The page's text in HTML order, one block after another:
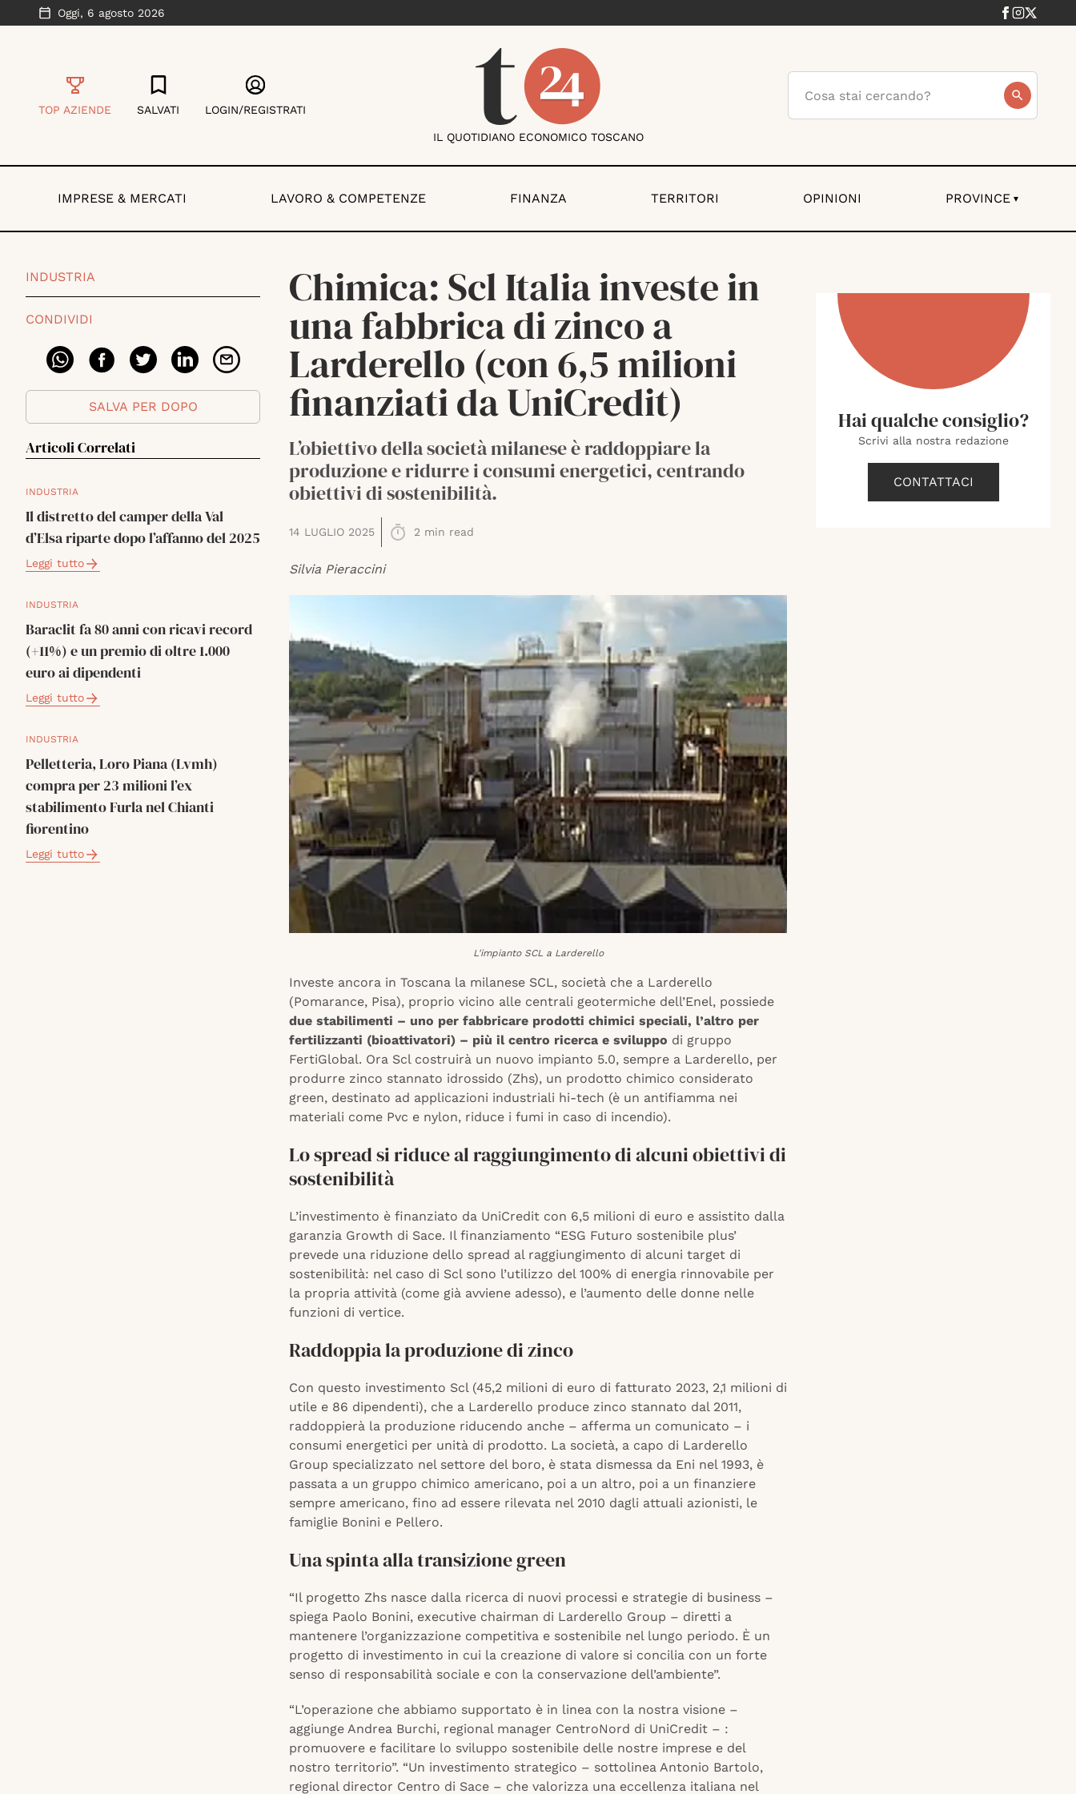
Oggi, 6 agosto 2026
TOP AZIENDE SALVATI LOGIN/REGISTRATI
IL QUOTIDIANO ECONOMICO TOSCANO
IMPRESE & MERCATI LAVORO & COMPETENZE FINANZA TERRITORI OPINIONI PROVINCE ▾
INDUSTRIA
CONDIVIDI
SALVA PER DOPO
Articoli Correlati
INDUSTRIA
Il distretto del camper della Val
d’Elsa riparte dopo l’affanno del 2025
Leggi tutto
INDUSTRIA
Baraclit fa 80 anni con ricavi record
(+11%) e un premio di oltre 1.000
euro ai dipendenti
Leggi tutto
INDUSTRIA
Pelletteria, Loro Piana (Lvmh)
compra per 23 milioni l’ex
stabilimento Furla nel Chianti
fiorentino
Leggi tutto
Chimica: Scl Italia investe in
una fabbrica di zinco a
Larderello (con 6,5 milioni
finanziati da UniCredit)
L’obiettivo della società milanese è raddoppiare la
produzione e ridurre i consumi energetici, centrando
obiettivi di sostenibilità.
14 LUGLIO 2025 2 min read
Silvia Pieraccini
L'impianto SCL a Larderello
Investe ancora in Toscana la milanese SCL, società che a Larderello
(Pomarance, Pisa), proprio vicino alle centrali geotermiche dell’Enel, possiede
due stabilimenti – uno per fabbricare prodotti chimici speciali, l’altro per
fertilizzanti (bioattivatori) – più il centro ricerca e sviluppo di gruppo
FertiGlobal. Ora Scl costruirà un nuovo impianto 5.0, sempre a Larderello, per
produrre zinco stannato idrossido (Zhs), un prodotto chimico considerato
green, destinato ad applicazioni industriali hi-tech (è un antifiamma nei
materiali come Pvc e nylon, riduce i fumi in caso di incendio).
Lo spread si riduce al raggiungimento di alcuni obiettivi di
sostenibilità
L’investimento è finanziato da UniCredit con 6,5 milioni di euro e assistito dalla
garanzia Growth di Sace. Il finanziamento “ESG Futuro sostenibile plus’
prevede una riduzione dello spread al raggiungimento di alcuni target di
sostenibilità: nel caso di Scl sono l’utilizzo del 100% di energia rinnovabile per
la propria attività (come già avviene adesso), e l’aumento delle donne nelle
funzioni di vertice.
Raddoppia la produzione di zinco
Con questo investimento Scl (45,2 milioni di euro di fatturato 2023, 2,1 milioni di
utile e 86 dipendenti), che a Larderello produce zinco stannato dal 2011,
raddoppierà la produzione riducendo anche – afferma un comunicato – i
consumi energetici per unità di prodotto. La società, a capo di Larderello
Group specializzato nel settore del boro, è stata dismessa da Eni nel 1993, è
passata a un gruppo chimico americano, poi a un altro, poi a un finanziere
sempre americano, fino ad essere rilevata nel 2010 dagli attuali azionisti, le
famiglie Bonini e Pellero.
Una spinta alla transizione green
“Il progetto Zhs nasce dalla ricerca di nuovi processi e strategie di business –
spiega Paolo Bonini, executive chairman di Larderello Group – diretti a
mantenere l’organizzazione competitiva e sostenibile nel lungo periodo. È un
progetto di investimento in cui la creazione di valore si concilia con un forte
senso di responsabilità sociale e con la conservazione dell’ambiente”.
“L’operazione che abbiamo supportato è in linea con la nostra visione –
aggiunge Andrea Burchi, regional manager CentroNord di UniCredit – :
promuovere e facilitare lo sviluppo sostenibile delle nostre imprese e del
nostro territorio”. “Un investimento strategico – sottolinea Antonio Bartolo,
regional director Centro di Sace – che valorizza una eccellenza italiana nel
Hai qualche consiglio?
Scrivi alla nostra redazione
CONTATTACI